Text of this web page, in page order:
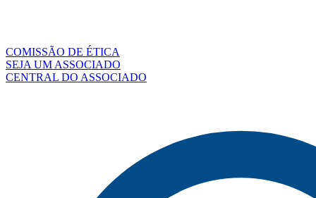
COMISSÃO DE ÉTICA
SEJA UM ASSOCIADO
CENTRAL DO ASSOCIADO